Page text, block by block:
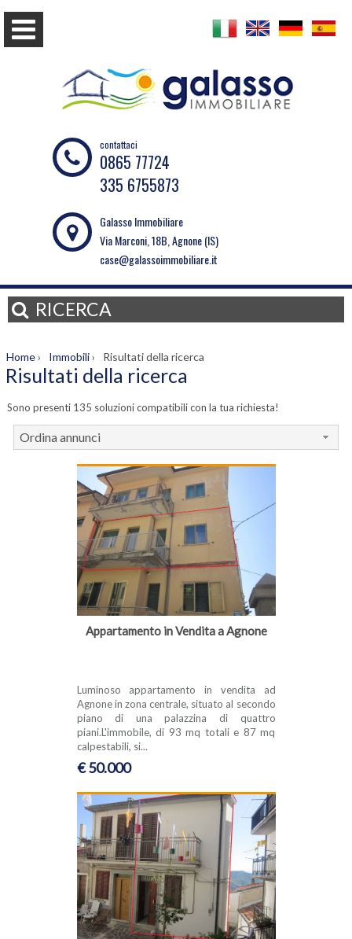
contattaci
0865 77724
335 6755873
Galasso Immobiliare
Via Marconi, 18B, Agnone (IS)
case@galassoimmobiliare.it
RICERCA
Home› Immobili› Risultati della ricerca
Risultati della ricerca
Sono presenti 135 soluzioni compatibili con la tua richiesta!
Ordina annunci
Appartamento in Vendita a Agnone
Luminoso appartamento in vendita ad
Agnone in zona centrale, situato al secondo
piano di una palazzina di quattro
piani.L'immobile, di 93 mq totali e 87 mq
calpestabili, si...
€ 50.000